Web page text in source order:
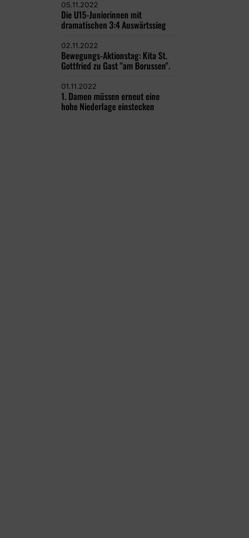
05.11.2022
Die U15-Juniorinnen mit
dramatischen 3:4 Auswärtssieg
02.11.2022
Bewegungs-Aktionstag: Kita St.
Gottfried zu Gast "am Borussen".
01.11.2022
1. Damen müssen erneut eine
hohe Niederlage einstecken